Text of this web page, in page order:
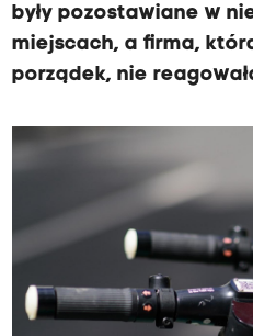
były pozostawiane w
miejscach, a firma,
porządek, nie